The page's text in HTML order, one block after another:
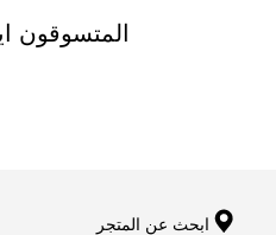
المتسوقون
ابحث عن المتجر